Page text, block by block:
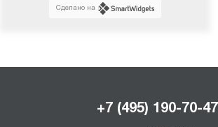
Сделано на
+7 (495) 190-70-47